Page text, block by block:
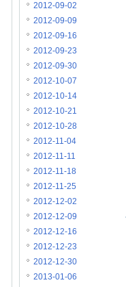
2012-09-02
2012-09-09
2012-09-16
2012-09-23
2012-09-30
2012-10-07
2012-10-14
2012-10-21
2012-10-28
2012-11-04
2012-11-11
2012-11-18
2012-11-25
2012-12-02
2012-12-09
2012-12-16
2012-12-23
2012-12-30
2013-01-06